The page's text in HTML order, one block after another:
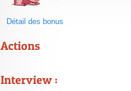
Détail des bonus
Actions
Interview :